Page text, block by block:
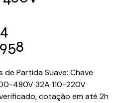
de Partida Suave: Chave
480V 32A 110-220V
verificado, cotação em até 2h